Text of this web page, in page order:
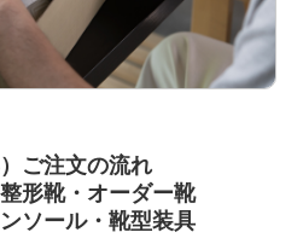
）ご注文の流れ
形靴・オーダー靴
ソール・靴型装具